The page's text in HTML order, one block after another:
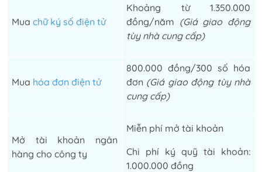
Mua chữ ký số điện tử
Khoảng từ 1.350.000
đồng/năm (Giá giao động
tùy nhà cung cấp)
Mua hóa đơn điện tử
800.000 đồng/300 số hóa
đơn (Giá giao động tùy nhà
cung cấp)
Mở tài khoản ngân
hàng cho công ty
Miễn phí mở tài khoản
Chi phí ký quỹ tài khoản:
1.000.000 đồng